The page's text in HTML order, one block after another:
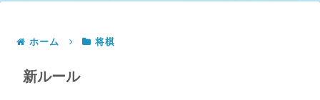
ホーム 将棋
新ルール